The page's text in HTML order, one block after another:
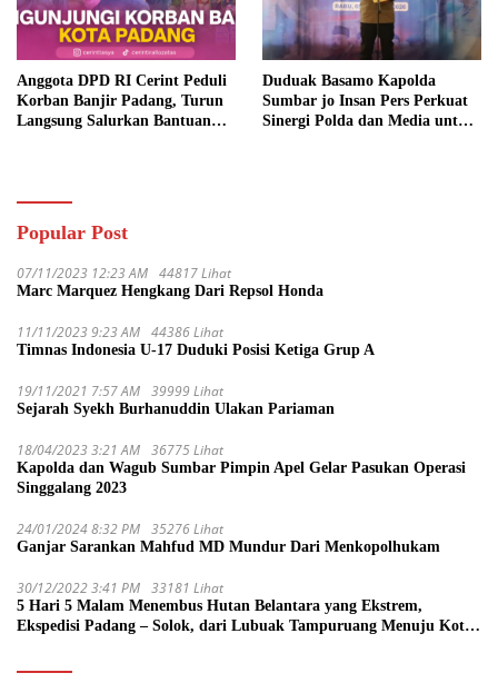
Anggota DPD RI Cerint Peduli
Korban Banjir Padang, Turun
Langsung Salurkan Bantuan
Duduak Basamo Kapolda
Sumbar jo Insan Pers Perkuat
Sinergi Polda dan Media untuk
Popular Post
07/11/2023 12:23 AM 44817 Lihat
Marc Marquez Hengkang Dari Repsol Honda
11/11/2023 9:23 AM 44386 Lihat
Timnas Indonesia U-17 Duduki Posisi Ketiga Grup A
19/11/2021 7:57 AM 39999 Lihat
Sejarah Syekh Burhanuddin Ulakan Pariaman
18/04/2023 3:21 AM 36775 Lihat
Kapolda dan Wagub Sumbar Pimpin Apel Gelar Pasukan Operasi
Singgalang 2023
24/01/2024 8:32 PM 35276 Lihat
Ganjar Sarankan Mahfud MD Mundur Dari Menkopolhukam
30/12/2022 3:41 PM 33181 Lihat
5 Hari 5 Malam Menembus Hutan Belantara yang Ekstrem,
Ekspedisi Padang – Solok, dari Lubuak Tampuruang Menuju Koto